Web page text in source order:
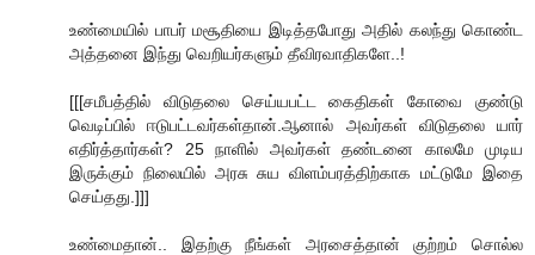
உண்மையில் பாபர் மசூதியை இடித்தபோது அதில் கலந்து கொண்ட
அத்தனை இந்து வெறியர்களும் தீவிரவாதிகளே..!
[[[சமீபத்தில் விடுதலை செய்யபட்ட கைதிகள் கோவை குண்டு
வெடிப்பில் ஈடுபட்டவர்கள்தான்.ஆனால் அவர்கள் விடுதலை யார்
எதிர்த்தார்கள்? 25 நாளில் அவர்கள் தண்டனை காலமே முடிய
இருக்கும் நிலையில் அரசு சுய விளம்பரத்திற்காக மட்டுமே இதை
செய்தது.]]]
உண்மைதான்.. இதற்கு நீங்கள் அரசைத்தான் குற்றம் சொல்ல